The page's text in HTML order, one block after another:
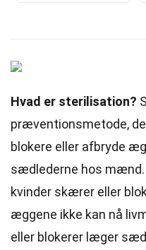
Hvad er sterilisation?
præventionsmetode,
blokere eller afbryde
sædlederne hos mænd.
kvinder skærer eller
æggene ikke kan nå
eller blokerer læger